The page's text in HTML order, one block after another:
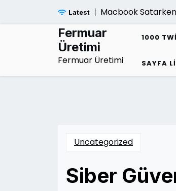
Latest Macbook Satarken
Fermuar
Üretimi
Fermuar Üretimi
1000
SAYFA
Uncategorized
Siber